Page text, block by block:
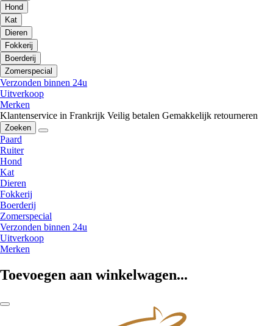
Hond
Kat
Dieren
Fokkerij
Boerderij
Zomerspecial
Verzonden binnen 24u
Uitverkoop
Merken
Klantenservice in Frankrijk Veilig betalen Gemakkelijk retourneren
Zoeken
Paard
Ruiter
Hond
Kat
Dieren
Fokkerij
Boerderij
Zomerspecial
Verzonden binnen 24u
Uitverkoop
Merken
Toevoegen aan winkelwagen...